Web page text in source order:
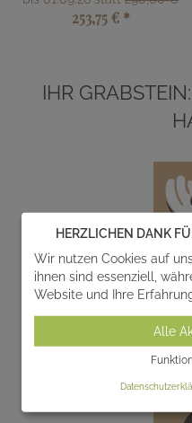
253,75 € *
IHR
Wir entwerfen und
einzigartige
Gestaltung
HERZLICHEN DANK
Wir nutzen Cookies auf
ihnen sind essenziell,
Website und Ihre
Alle